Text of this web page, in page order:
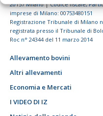
20157 Milano | Codice fiscale,
imprese di Milano: 00753480151
Registrazione Tribunale di Milano
registrata presso il Tribunale di
Roc n° 24344 del 11 marzo 2014
Allevamento bovini
Altri allevamenti
Economia e Mercati
I VIDEO DI IZ